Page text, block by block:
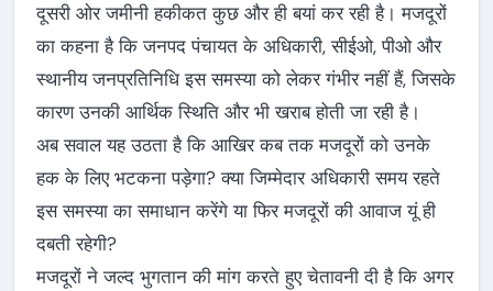
दूसरी ओर जमीनी हकीकत कुछ और ही बयां कर रही है। मजदूरों
का कहना है कि जनपद पंचायत के अधिकारी, सीईओ, पीओ और
स्थानीय जनप्रतिनिधि इस समस्या को लेकर गंभीर नहीं हैं, जिसके
कारण उनकी आर्थिक स्थिति और भी खराब होती जा रही है।
अब सवाल यह उठता है कि आखिर कब तक मजदूरों को उनके
हक के लिए भटकना पड़ेगा? क्या जिम्मेदार अधिकारी समय रहते
इस समस्या का समाधान करेंगे या फिर मजदूरों की आवाज यूं ही
दबती रहेगी?
मजदूरों ने जल्द भुगतान की मांग करते हुए चेतावनी दी है कि अगर